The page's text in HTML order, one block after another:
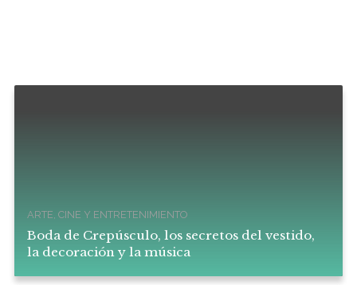
ARTE, CINE Y ENTRETENIMIENTO
Boda de Crepúsculo, los secretos del vestido,
la decoración y la música